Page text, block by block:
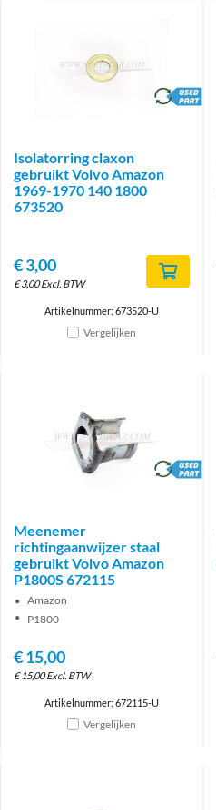
brand
Isolatorring claxon
gebruikt Volvo Amazon
1969-1970 140 1800
673520
€3,00
€3,00 Excl. BTW
Artikelnummer: 673520-U
Vergelijken
brand
Meenemer
richtingaanwijzer staal
gebruikt Volvo Amazon
P1800S 672115
Amazon
P1800
€15,00
€15,00 Excl. BTW
Artikelnummer: 672115-U
Vergelijken